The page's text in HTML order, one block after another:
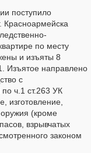
поступило
Красноармейска
по месту
и изъяты 8
Изъятое направлено
с
ч.1 ст.263 УК
изготовление,
оружия (кроме
взрывчатых
законом